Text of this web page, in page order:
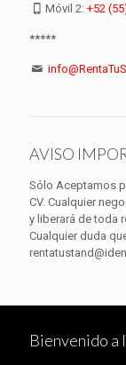
Móvil 2:+52
*****
AVISO
Sólo Aceptamos
CV. Cualquier
y liberará de toda
Cualquier duda
Bienvenido a